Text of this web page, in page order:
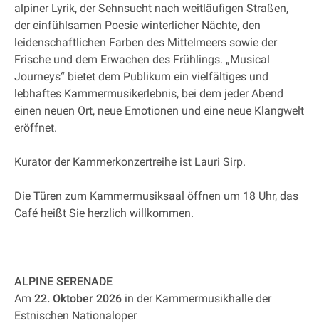
alpiner Lyrik, der Sehnsucht nach weitläufigen Straßen,
der einfühlsamen Poesie winterlicher Nächte, den
leidenschaftlichen Farben des Mittelmeers sowie der
Frische und dem Erwachen des Frühlings. „Musical
Journeys“ bietet dem Publikum ein vielfältiges und
lebhaftes Kammermusikerlebnis, bei dem jeder Abend
einen neuen Ort, neue Emotionen und eine neue Klangwelt
eröffnet.
Kurator der Kammerkonzertreihe ist Lauri Sirp.
Die Türen zum Kammermusiksaal öffnen um 18 Uhr, das
Café heißt Sie herzlich willkommen.
ALPINE SERENADE
Am 22. Oktober 2026 in der Kammermusikhalle der
Estnischen Nationaloper